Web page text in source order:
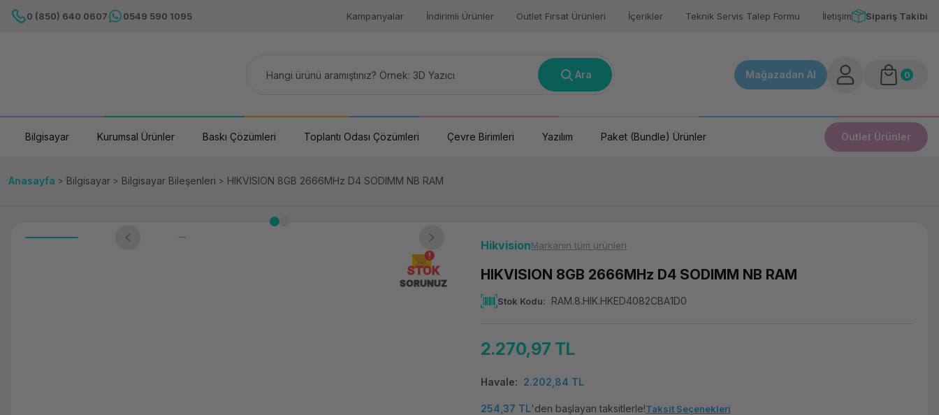
0 (850) 640 0607 0549 590 1095 Kampanyalar İndirimli Ürünler Outlet Fırsat Ürünleri İçerikler Teknik Servis Talep Formu İletişim Sipariş Takibi
Ara Mağazadan Al 0
Bilgisayar Kurumsal Ürünler Baskı Çözümleri Toplantı Odası Çözümleri Çevre Birimleri Yazılım Paket (Bundle) Ürünler Outlet Ürünler
Anasayfa Bilgisayar Bilgisayar Bileşenleri HIKVISION 8GB 2666MHz D4 SODIMM NB RAM
STOK
SORUNUZ
HikvisionMarkanın tüm ürünleri
HIKVISION 8GB 2666MHz D4 SODIMM NB RAM
Stok Kodu RAM.8.HIK.HKED4082CBA1D0
2.270,97 TL
Havale 2.202,84 TL
254,37 TL'den başlayan taksitlerle!Taksit Seçenekleri